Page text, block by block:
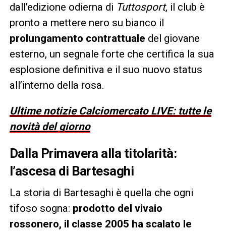
dall’edizione odierna di Tuttosport, il club è
pronto a mettere nero su bianco il
prolungamento contrattuale del giovane
esterno, un segnale forte che certifica la sua
esplosione definitiva e il suo nuovo status
all’interno della rosa.
Ultime notizie Calciomercato LIVE: tutte le
novità del giorno
Dalla Primavera alla titolarità:
l’ascesa di Bartesaghi
La storia di Bartesaghi è quella che ogni
tifoso sogna: prodotto del vivaio
rossonero, il classe 2005 ha scalato le